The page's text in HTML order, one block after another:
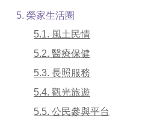
5. 榮家生活圈
5.1. 風土民情
5.2. 醫療保健
5.3. 長照服務
5.4. 觀光旅遊
5.5. 公民參與平台